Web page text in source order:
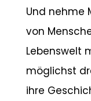
Und nehme
von
Lebenswelt
möglichst
ihre